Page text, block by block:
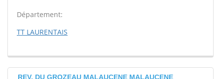
Département:
TT LAURENTAIS
REV. DU GROZEAU MALAUCENE MALAUCENE